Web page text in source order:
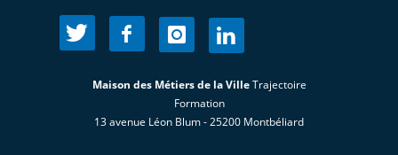
Maison des Métiers de la VilleTrajectoire
Formation
13 avenue Léon Blum - 25200 Montbéliard